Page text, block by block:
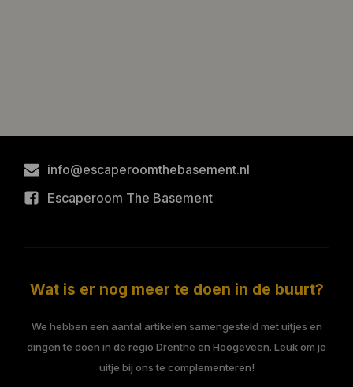
info@escaperoomthebasement.nl
Escaperoom The Basement
Wat is er nog meer te doen in de buurt?
We hebben een aantal artikelen samengesteld met uitjes en
dingen te doen in de regio Drenthe en Hoogeveen. Leuk om je
uitje bij ons te complementeren!